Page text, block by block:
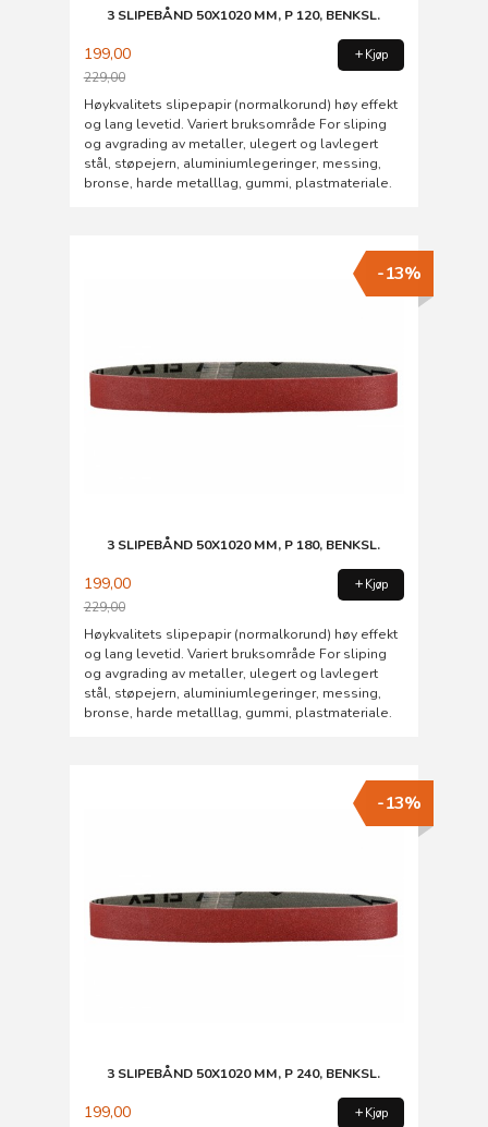
3 SLIPEBÅND 50X1020 MM, P 120, BENKSL.
199,00
229,00
Rabatt
Kjøp
Høykvalitets slipepapir (normalkorund) høy effekt
og lang levetid. Variert bruksområde For sliping
og avgrading av metaller, ulegert og lavlegert
stål, støpejern, aluminiumlegeringer, messing,
bronse, harde metalllag, gummi, plastmateriale.
3 SLIPEBÅND 50X1020 MM, P 180, BENKSL.
199,00
229,00
Rabatt
-13%
Kjøp
Høykvalitets slipepapir (normalkorund) høy effekt
og lang levetid. Variert bruksområde For sliping
og avgrading av metaller, ulegert og lavlegert
stål, støpejern, aluminiumlegeringer, messing,
bronse, harde metalllag, gummi, plastmateriale.
3 SLIPEBÅND 50X1020 MM, P 240, BENKSL.
199,00
-13%
Kjøp